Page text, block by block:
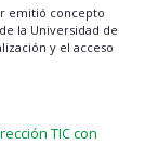
emitió concepto
la Universidad de
y el acceso
TIC con